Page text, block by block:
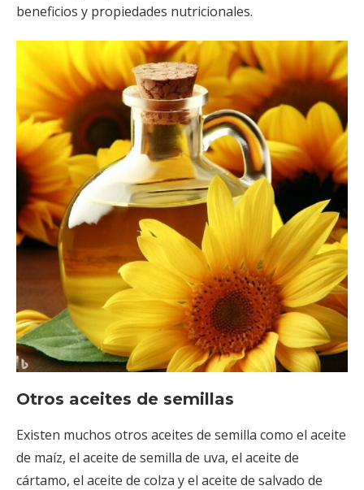
beneficios y propiedades nutricionales.
Otros aceites de semillas
Existen muchos otros aceites de semilla como el aceite
de maíz, el aceite de semilla de uva, el aceite de
cártamo, el aceite de colza y el aceite de salvado de